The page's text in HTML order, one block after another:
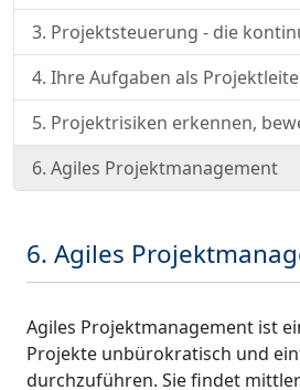
4. Ihre Aufgaben als
6. Agiles Projektmanagement
6. Agiles
Agiles Projektmanagement ist
Projekte unbürokratisch und
durchzuführen. Sie findet